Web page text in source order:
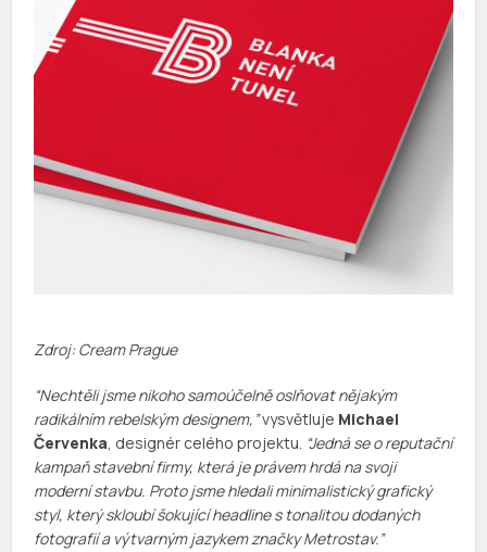
Zdroj: Cream Prague
“Nechtěli jsme nikoho samoúčelně oslňovat nějakým
radikálním rebelským designem,”vysvětluje Michael
Červenka , designér celého projektu. “Jedná se o reputační
kampaň stavební firmy, která je právem hrdá na svoji
moderní stavbu. Proto jsme hledali minimalistický grafický
styl, který skloubí šokující headline s tonalitou dodaných
fotografií a výtvarným jazykem značky Metrostav.”